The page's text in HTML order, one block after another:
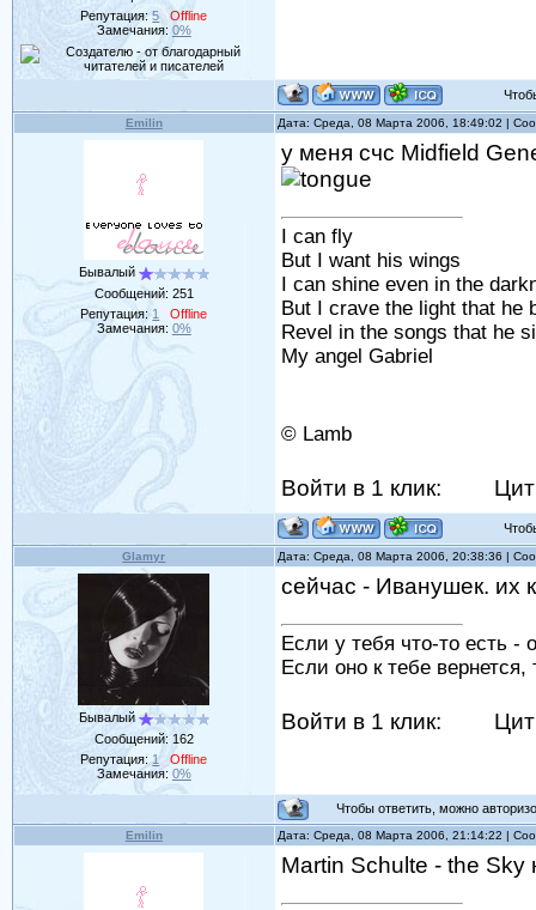
Репутация:5
Offline
Замечания: 0%
Emilin Дата: Среда, 08 Марта 2006, 18:49:02 |
Бывалый
Сообщений: 251
Репутация: 1
Offline
Замечания: 0%
у меня счc Midfield
I can fly
But I want his wings
I can shine even in the
But I crave the light that he
Revel in the songs that he
My angel Gabriel
© Lamb
Войти в 1 клик:
Glamyr Дата: Среда, 08 Марта 2006, 20:38:36 |
Бывалый
Сообщений: 162
Репутация: 1
Offline
Замечания: 0%
сейчас - Иванушек. их
Если у тебя что-то есть -
Если оно к тебе
Войти в 1 клик:
Чтобы ответить, можно
Emilin Дата: Среда, 08 Марта 2006, 21:14:22 |
Martin Schulte - the